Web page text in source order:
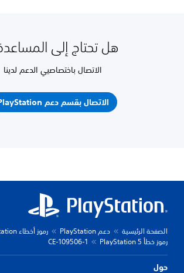
هل تحتاج إلى
الاتصال باختصاصيي الدعم لدينا
الاتصال بقسم دعم PlayStation
الصفحة الرئيسية دعم PlayStation
رموز أخطاء PlayStation
رموز خطأ PlayStation 5
CE-109506-1
حول